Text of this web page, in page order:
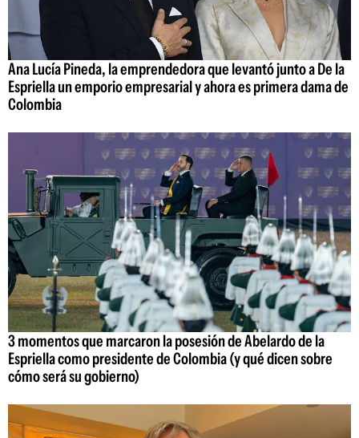
Ana Lucía Pineda, la emprendedora que levantó junto a De la
Espriella un emporio empresarial y ahora es primera dama de
Colombia
3 momentos que marcaron la posesión de Abelardo de la
Espriella como presidente de Colombia (y qué dicen sobre
cómo será su gobierno)